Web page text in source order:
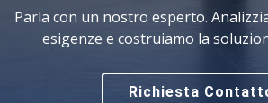
Parla con un nostro esperto.
esigenze e costruiamo la
Richiesta